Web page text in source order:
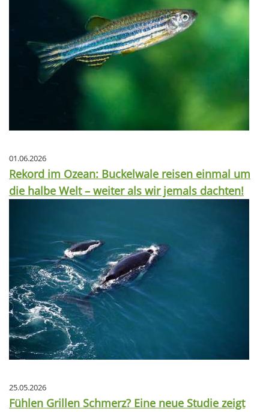
01.06.2026
Rekord im Ozean: Buckelwale reisen einmal um
die halbe Welt – weiter als wir jemals dachten!
25.05.2026
Fühlen Grillen Schmerz? Eine neue Studie zeigt